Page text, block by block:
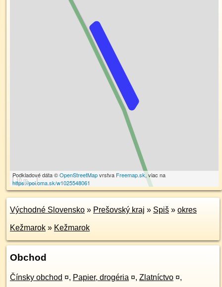
10 m
Podkladové dáta ©OpenStreetMapvrstva Freemap.sk, viac na
https://poi.oma.sk/w1025548061
Východné Slovensko » Prešovský kraj » Spiš » okres
Kežmarok » Kežmarok
Obchod
Čínsky obchod ¤, Papier, drogéria ¤, Zlatníctvo ¤,